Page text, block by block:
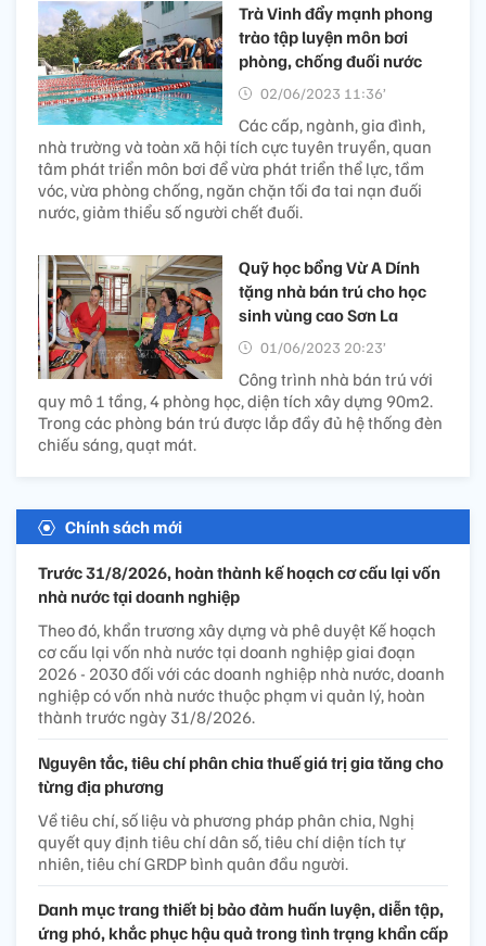
Trà Vinh đẩy mạnh phong
trào tập luyện môn bơi
phòng, chống đuối nước
02/06/2023 11:36’
Các cấp, ngành, gia đình,
nhà trường và toàn xã hội tích cực tuyên truyền, quan
tâm phát triển môn bơi để vừa phát triển thể lực, tầm
vóc, vừa phòng chống, ngăn chặn tối đa tai nạn đuối
nước, giảm thiểu số người chết đuối.
Quỹ học bổng Vừ A Dính
tặng nhà bán trú cho học
sinh vùng cao Sơn La
01/06/2023 20:23’
Công trình nhà bán trú với
quy mô 1 tầng, 4 phòng học, diện tích xây dựng 90m2.
Trong các phòng bán trú được lắp đầy đủ hệ thống đèn
chiếu sáng, quạt mát.
Chính sách mới
Trước 31/8/2026, hoàn thành kế hoạch cơ cấu lại vốn
nhà nước tại doanh nghiệp
Theo đó, khẩn trương xây dựng và phê duyệt Kế hoạch
cơ cấu lại vốn nhà nước tại doanh nghiệp giai đoạn
2026 - 2030 đối với các doanh nghiệp nhà nước, doanh
nghiệp có vốn nhà nước thuộc phạm vi quản lý, hoàn
thành trước ngày 31/8/2026.
Nguyên tắc, tiêu chí phân chia thuế giá trị gia tăng cho
từng địa phương
Về tiêu chí, số liệu và phương pháp phân chia, Nghị
quyết quy định tiêu chí dân số, tiêu chí diện tích tự
nhiên, tiêu chí GRDP bình quân đầu người.
Danh mục trang thiết bị bảo đảm huấn luyện, diễn tập,
ứng phó, khắc phục hậu quả trong tình trạng khẩn cấp